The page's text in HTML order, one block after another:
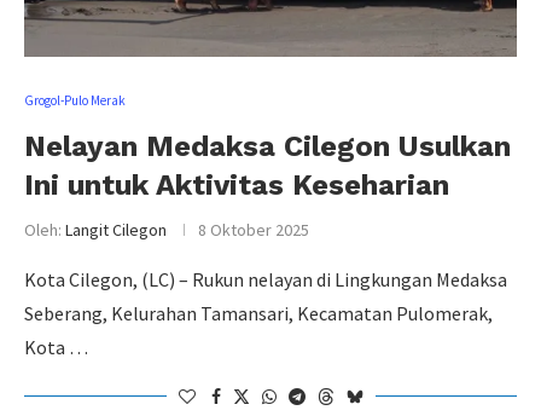
Grogol-Pulo Merak
Nelayan Medaksa Cilegon Usulkan
Ini untuk Aktivitas Keseharian
Oleh: Langit Cilegon 8 Oktober 2025
Kota Cilegon, (LC) – Rukun nelayan di Lingkungan Medaksa
Seberang, Kelurahan Tamansari, Kecamatan Pulomerak,
Kota …